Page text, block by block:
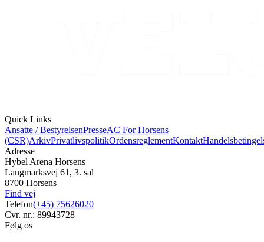
Quick Links
Ansatte / BestyrelsenPresseAC For Horsens
(CSR)ArkivPrivatlivspolitikOrdensreglementKontakt
Adresse
Hybel Arena Horsens
Langmarksvej 61, 3. sal
8700 Horsens
Find vej
Telefon(+45) 75626020
Cvr. nr.: 89943728
Følg os